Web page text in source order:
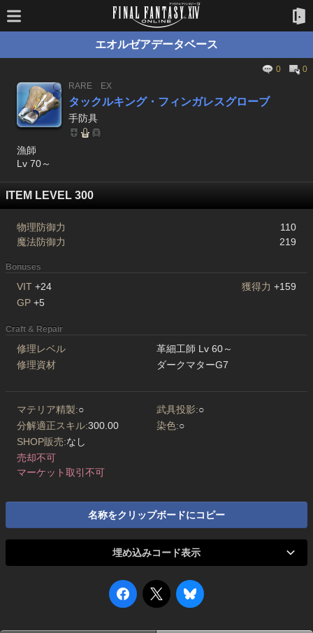
エオルゼアデータベース
0
0
RARE
EX
タックルキング・フィンガレスグローブ
手防具
漁師
Lv 70～
ITEM LEVEL 300
物理防御力
110
魔法防御力
219
Bonuses
VIT +24 獲得力 +159
GP +5
Craft & Repair
修理レベル
革細工師 Lv 60～
修理資材
ダークマターG7
マテリア精製:○ 武具投影:○
分解適正スキル:300.00 染色:○
SHOP販売:なし
売却不可
マーケット取引不可
名称をクリップボードにコピー
埋め込みコード表示